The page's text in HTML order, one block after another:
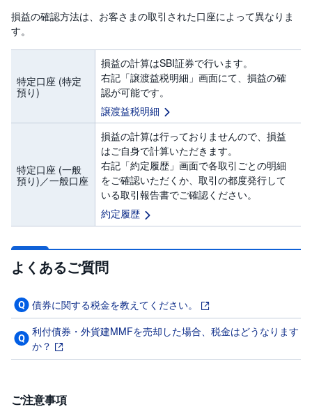
損益の確認方法は、お客さまの取引された口座によって異なりま
す。
特定口座 (特定
預り)
損益の計算はSBI証券で行います。
右記「譲渡益税明細」画面にて、損益の確
認が可能です。
譲渡益税明細
特定口座 (一般
預り)／一般口座
損益の計算は行っておりませんので、損益
はご自身で計算いただきます。
右記「約定履歴」画面で各取引ごとの明細
をご確認いただくか、取引の都度発行して
いる取引報告書でご確認ください。
約定履歴
よくあるご質問
債券に関する税金を教えてください。
利付債券・外貨建MMFを売却した場合、税金はどうなります
か？
ご注意事項